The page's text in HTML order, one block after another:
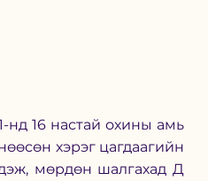
16 настай охины амь
хэрэг цагдаагийн
мөрдөн шалгахад Д